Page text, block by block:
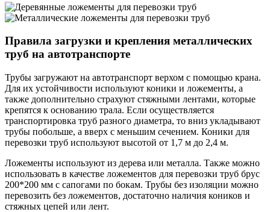
Правила загрузки и крепления металлических
труб на автотранспорте
Трубы загружают на автотранспорт верхом с помощью крана.
Для их устойчивости используют коники и ложементы, а
также дополнительно страхуют стяжными лентами, которые
крепятся к основанию трала. Если осуществляется
транспортировка труб разного диаметра, то вниз укладывают
трубы побольше, а вверх с меньшим сечением. Коники для
перевозки труб используют высотой от 1,7 м до 2,4 м.
Ложементы используют из дерева или металла. Также можно
использовать в качестве ложементов для перевозки труб брус
200*200 мм с сапогами по бокам. Трубы без изоляции можно
перевозить без ложементов, достаточно наличия коников и
стяжных цепей или лент.